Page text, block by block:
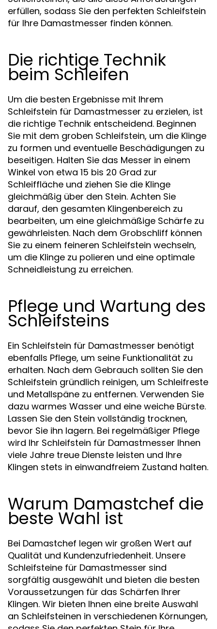
erfüllen, sodass Sie den perfekten Schleifstein
für Ihre Damastmesser finden können.
Die richtige Technik
beim Schleifen
Um die besten Ergebnisse mit Ihrem
Schleifstein für Damastmesser zu erzielen, ist
die richtige Technik entscheidend. Beginnen
Sie mit dem groben Schleifstein, um die Klinge
zu formen und eventuelle Beschädigungen zu
beseitigen. Halten Sie das Messer in einem
Winkel von etwa 15 bis 20 Grad zur
Schleiffläche und ziehen Sie die Klinge
gleichmäßig über den Stein. Achten Sie
darauf, den gesamten Klingenbereich zu
bearbeiten, um eine gleichmäßige Schärfe zu
gewährleisten. Nach dem Grobschliff können
Sie zu einem feineren Schleifstein wechseln,
um die Klinge zu polieren und eine optimale
Schneidleistung zu erreichen.
Pflege und Wartung des
Schleifsteins
Ein Schleifstein für Damastmesser benötigt
ebenfalls Pflege, um seine Funktionalität zu
erhalten. Nach dem Gebrauch sollten Sie den
Schleifstein gründlich reinigen, um Schleifreste
und Metallspäne zu entfernen. Verwenden Sie
dazu warmes Wasser und eine weiche Bürste.
Lassen Sie den Stein vollständig trocknen,
bevor Sie ihn lagern. Bei regelmäßiger Pflege
wird Ihr Schleifstein für Damastmesser Ihnen
viele Jahre treue Dienste leisten und Ihre
Klingen stets in einwandfreiem Zustand halten.
Warum Damastchef die
beste Wahl ist
Bei Damastchef legen wir großen Wert auf
Qualität und Kundenzufriedenheit. Unsere
Schleifsteine für Damastmesser sind
sorgfältig ausgewählt und bieten die besten
Voraussetzungen für das Schärfen Ihrer
Klingen. Wir bieten Ihnen eine breite Auswahl
an Schleifsteinen in verschiedenen Körnungen,